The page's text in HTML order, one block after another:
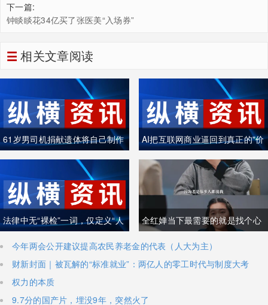
下一篇:
钟睒睒花34亿买了张医美“入场券”
相关文章阅读
61岁男司机捐献遗体将自己制作
成木乃伊
AI把互联网商业逼回到真正的"价
值创造"
法律中无“裸检”一词，仅定义“人
身检查”
全红婵当下最需要的就是找个心
理医生
今年两会公开建议提高农民养老金的代表（人大为主）
财新封面｜被瓦解的“标准就业”：两亿人的零工时代与制度大考
权力的本质
9.7分的国产片，埋没9年，突然火了